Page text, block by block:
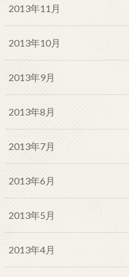
2013年11月
2013年10月
2013年9月
2013年8月
2013年7月
2013年6月
2013年5月
2013年4月